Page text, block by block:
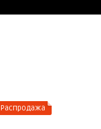
Распродажа